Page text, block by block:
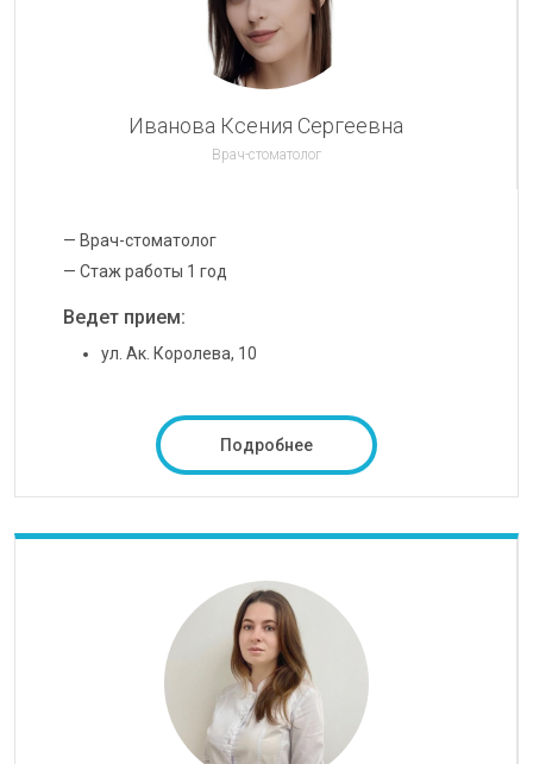
Иванова Ксения Сергеевна
Врач-стоматолог
— Врач-стоматолог
— Стаж работы 1 год
Ведет прием:
ул. Ак. Королева, 10
Подробнее